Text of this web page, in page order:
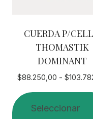
página
producto
CUERDA P/
THOMASTIK
DOMINANT
$88.250,00 - $
Seleccionar